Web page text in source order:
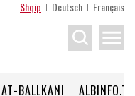
Shqip Deutsch Français
menu
AT-BALLKANI ALBINFO.TV